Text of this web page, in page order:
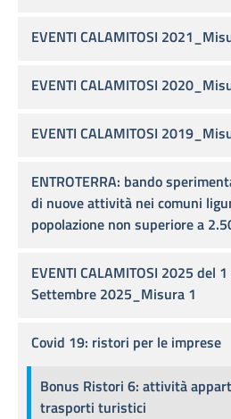
EVENTI CALAMITOSI
EVENTI CALAMITOSI
EVENTI CALAMITOSI
ENTROTERRA: bando
di nuove attività nei comuni
popolazione non superiore a
EVENTI CALAMITOSI 2025 del
Settembre 2025_Misura 1
Covid 19: ristori per le imprese
Bonus Ristori 6: attività
trasporti turistici